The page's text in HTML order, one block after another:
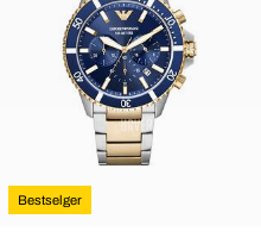
Bestselger